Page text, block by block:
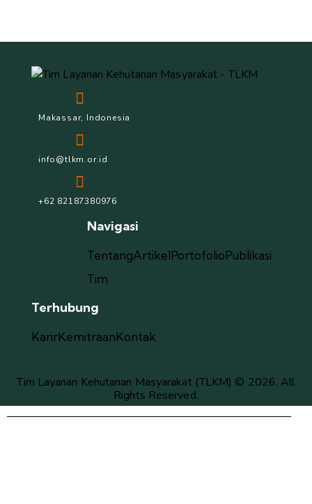
Makassar, Indonesia
info@tlkm.or.id
+62 82187380976
Navigasi
TentangArtikelPortofolioPublikasi
Tim
Terhubung
KarirKemitraanKontak
Tim Layanan Kehutanan Masyarakat (TLKM) © 2026. All
Rights Reserved.